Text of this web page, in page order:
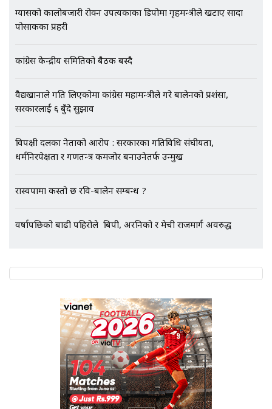
अर्ब बढी घुस!|| SIDHAKURA ||
Followup: CCTV Footage Lost |
ग्यासको कालोबजारी रोक्न उपत्यकाका डिपोमा गृहमन्त्रीले खटाए सादा
पोसाकका प्रहरी
कांग्रेस केन्द्रीय समितिको बैठक बस्दै
वैद्यखानाले गति लिएकोमा कांग्रेस महामन्त्रीले गरे बालेनको प्रशंसा,
सरकारलाई ६ बुँदे सुझाव
विपक्षी दलका नेताको आरोप : सरकारका गतिविधि संघीयता,
धर्मनिरपेक्षता र गणतन्त्र कमजोर बनाउनेतर्फ उन्मुख
रास्वपामा कस्तो छ रवि-बालेन सम्बन्ध ?
वर्षापछिको बाढी पहिरोले बिपी, अरनिको र मेची राजमार्ग अवरुद्ध